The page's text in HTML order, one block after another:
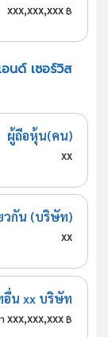
xxx,xxx,xxx฿
นด์ เซอร์วิส
ผู้ถือหุ้น(คน)
xx
วกัน (บริษัท)
xx
น xx บริษัท
xxx,xxx,xxx ฿